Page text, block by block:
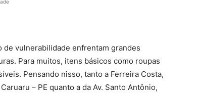
de vulnerabilidade enfrentam grandes
Para muitos, itens básicos como roupas
Pensando nisso, tanto a Ferreira Costa,
– PE quanto a da Av. Santo Antônio,